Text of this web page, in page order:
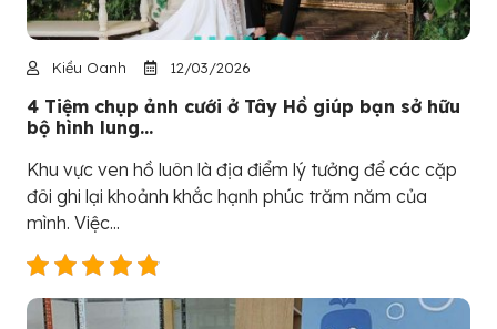
Kiều Oanh 12/03/2026
4 Tiệm chụp ảnh cưới ở Tây Hồ giúp bạn sở hữu
bộ hình lung...
Khu vực ven hồ luôn là địa điểm lý tưởng để các cặp
đôi ghi lại khoảnh khắc hạnh phúc trăm năm của
mình. Việc...